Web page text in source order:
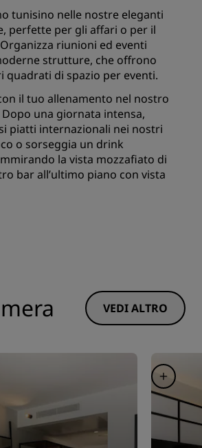
tunisino nelle nostre eleganti
perfette per gli affari o per il
riunioni ed eventi
strutture, che offrono
quadrati di spazio per eventi.
il tuo allenamento nel nostro
una giornata intensa,
piatti internazionali nei nostri
o sorseggia un drink
la vista mozzafiato di
bar all’ultimo piano con vista
VEDI ALTRO